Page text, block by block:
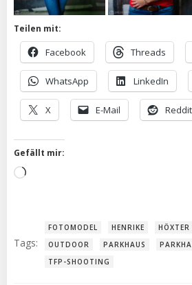
Teilen mit:
Facebook Threads
WhatsApp LinkedIn
X E-Mail Reddit
Gefällt mir:
Wird
Tags:
FOTOMODEL HENRIKE HÖXTER
OUTDOOR
PARKHAUS
TFP-SHOOTING